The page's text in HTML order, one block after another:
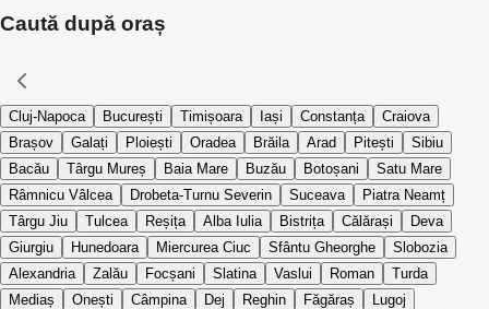
Caută după oraș
Cluj-Napoca București Timișoara Iași Constanța
Craiova
Brașov
Galați Ploiești Oradea Brăila Arad Pitești
Sibiu
Bacău
Târgu Mureș Baia Mare Buzău Botoșani
Satu Mare
Râmnicu Vâlcea
Drobeta-Turnu Severin Suceava
Piatra Neamț
Târgu Jiu
Tulcea Reșița Alba Iulia Bistrița Călărași
Deva
Giurgiu
Hunedoara Miercurea Ciuc Sfântu Gheorghe
Slobozia
Alexandria
Zalău Focșani Slatina Vaslui Roman
Turda
Mediaș
Onești Câmpina Dej Reghin Făgăraș
Lugoj